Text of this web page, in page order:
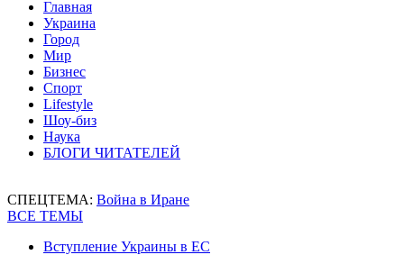
Главная
Украина
Город
Мир
Бизнес
Спорт
Lifestyle
Шоу-биз
Наука
БЛОГИ ЧИТАТЕЛЕЙ
СПЕЦТЕМА: Война в Иране
ВСЕ ТЕМЫ
Вступление Украины в ЕС